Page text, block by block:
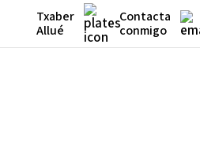
Txaber
Allué
Contacta
conmigo